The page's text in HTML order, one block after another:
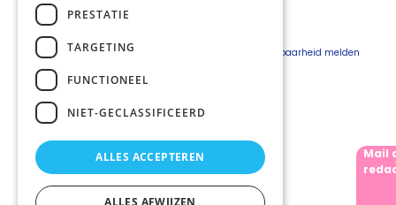
Over PZNL
Pers
Vacatures
Webshop
Beveiligingskwetsbaarheid melden
Mail
PRESTATIE
TARGETING
FUNCTIONEEL
NIET-GECLASSIFICEERD
ALLES ACCEPTEREN
ALLES AFWIJZEN